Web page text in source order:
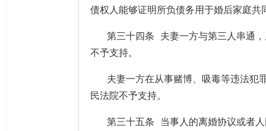
债权人能够证明所负债务用于婚后家庭共
第三十四条 夫妻一方与第三人串通
不予支持。
夫妻一方在从事赌博、吸毒等违法犯
民法院不予支持。
第三十五条 当事人的离婚协议或者